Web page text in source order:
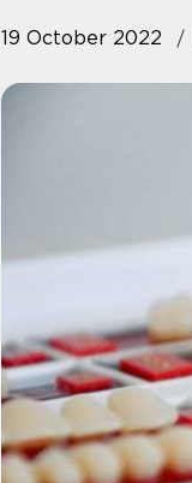
19 October 2022